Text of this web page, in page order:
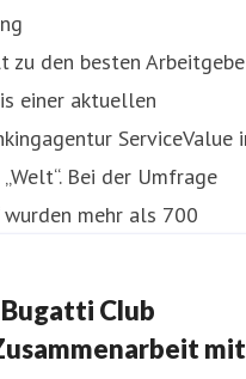
zu den besten
einer aktuellen
ServiceValue
Bei der Umfrage
mehr als 700
Club
mit